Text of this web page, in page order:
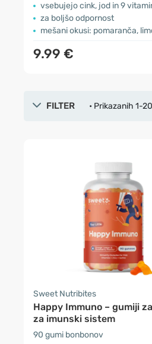
vsebujejo cink, jod in 9
za boljšo odpornost
mešani okusi: pomaranča,
9.99 €
FILTER • Prikazanih 1-
Sweet Nutribites
Happy Immuno – gumiji za otroke
za imunski sistem
90 gumi bonbonov